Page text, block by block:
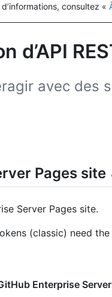
consultez «
d’API
avec
Pages site
Server Pages site.
(classic) need the
Enterprise